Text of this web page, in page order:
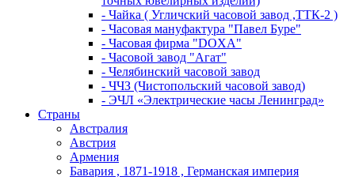
- Чайка ( Угличский часовой завод ,ТТК-2 )
- Часовая мануфактура "Павел Буре"
- Часовая фирма "DOXA"
- Часовой завод "Агат"
- Челябинский часовой завод
- ЧЧЗ (Чистопольский часовой завод)
- ЭЧЛ «Электрические часы Ленинград»
Страны
Австралия
Австрия
Армения
Бавария , 1871-1918 , Германская империя